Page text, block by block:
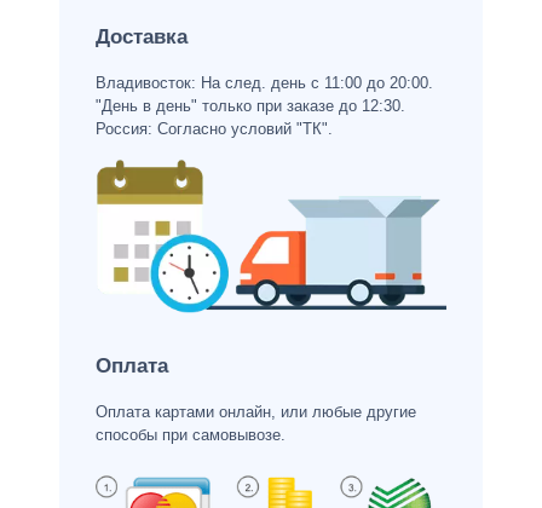
Доставка
Владивосток: На след. день с 11:00 до 20:00.
"День в день" только при заказе до 12:30.
Россия: Согласно условий "ТК".
Оплата
Оплата картами онлайн, или любые другие
способы при самовывозе.